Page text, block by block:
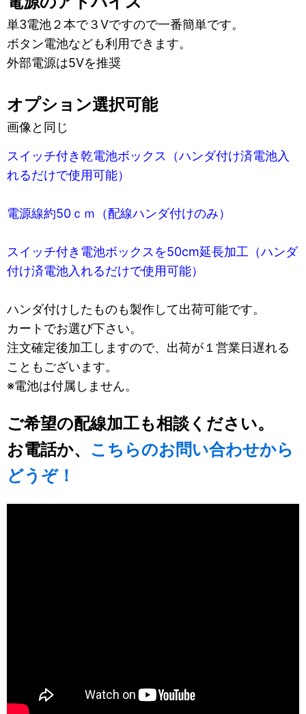
単3電池２本で３Vですので一番簡単です。
ボタン電池なども利用できます。
外部電源は5Vを推奨
オプション選択可能
画像と同じ
スイッチ付き乾電池ボックス
（ハンダ付け済電池入
れるだけで使用可能）
電源線約50ｃｍ（配線ハンダ付けのみ）
スイッチ付き電池ボックスを50cm延長加工（ハンダ
付け済電池入れるだけで使用可能）
ハンダ付けしたものも製作して出荷可能です。
カートでお選び下さい。
注文確定後加工しますので、出荷が１営業日遅れる
こともございます。
※電池は付属しません。
ご希望の配線加工も相談ください。
お電話か、 こちらのお問い合わせから
どうぞ！